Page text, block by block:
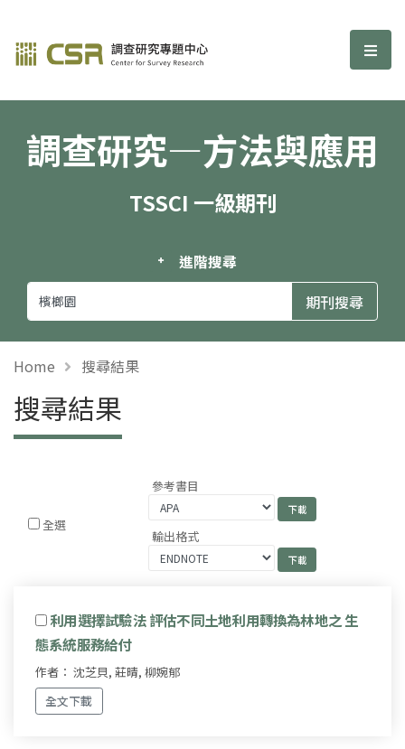
調查研究—方法與應用期刊 選
調查研究—方法與應用
TSSCI 一級期刊
進階搜尋
Home 搜尋結果
搜尋結果
全選
參考書目
輸出格式
利用選擇試驗法 評估不同土地利用轉換為林地之 生
態系統服務給付
作者： 沈芝貝, 莊晴, 柳婉郁
全文下載